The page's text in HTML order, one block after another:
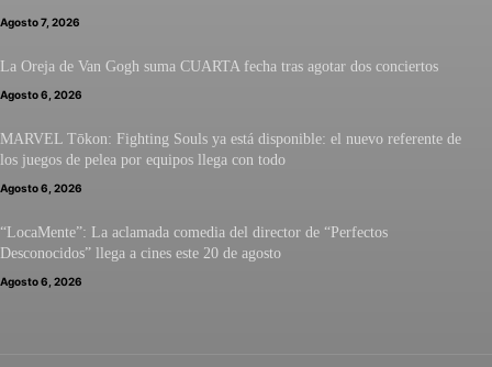
Agosto 7, 2026
La Oreja de Van Gogh suma CUARTA fecha tras agotar dos conciertos
Agosto 6, 2026
MARVEL Tōkon: Fighting Souls ya está disponible: el nuevo referente de
los juegos de pelea por equipos llega con todo
Agosto 6, 2026
“LocaMente”: La aclamada comedia del director de “Perfectos
Desconocidos” llega a cines este 20 de agosto
Agosto 6, 2026